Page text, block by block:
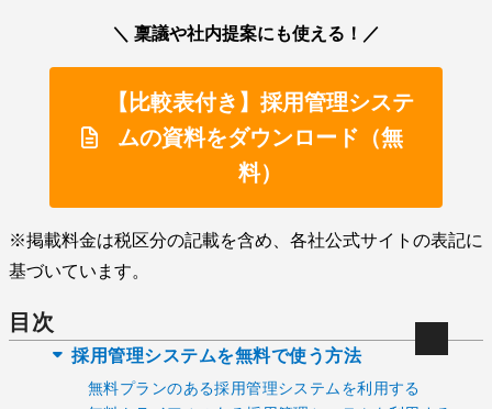
＼ 稟議や社内提案にも使える！／
【比較表付き】採用管理システ
ムの資料をダウンロード（無
料）
※掲載料金は税区分の記載を含め、各社公式サイトの表記に
基づいています。
目次
採用管理システムを無料で使う方法
無料プランのある採用管理システムを利用する